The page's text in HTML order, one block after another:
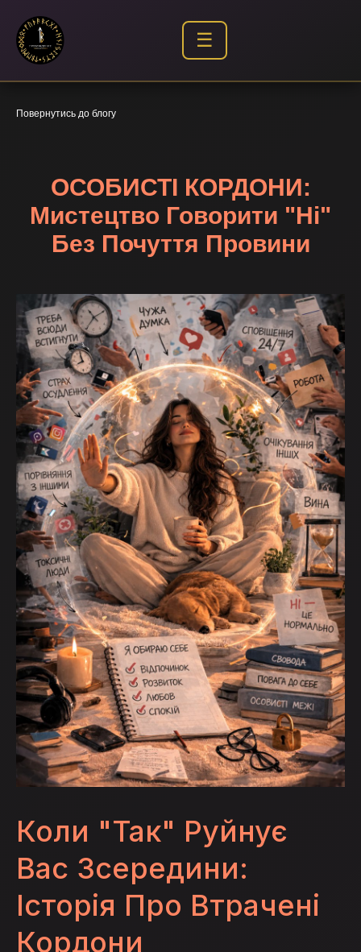
☰
Повернутись до блогу
ОСОБИСТІ КОРДОНИ:
Мистецтво Говорити "Ні"
Без Почуття Провини
Коли "Так" Руйнує
Вас Зсередини:
Історія Про Втрачені
Кордони